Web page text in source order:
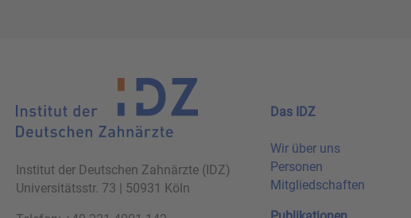
Institut der Deutschen Zahnärzte (IDZ)
Universitätsstr. 73 | 50931 Köln
Das IDZ
Wir über uns
Personen
Mitgliedschaften